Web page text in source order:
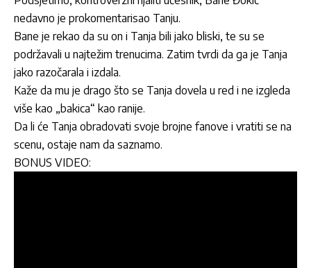
nedavno je prokomentarisao Tanju.
Bane je rekao da su on i Tanja bili jako bliski, te su se
podržavali u najtežim trenucima. Zatim tvrdi da ga je Tanja
jako razočarala i izdala.
Kaže da mu je drago što se Tanja dovela u red i ne izgleda
više kao „bakica“ kao ranije.
Da li će Tanja obradovati svoje brojne fanove i vratiti se na
scenu, ostaje nam da saznamo.
BONUS VIDEO: